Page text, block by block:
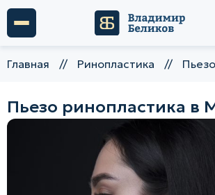
Главная // Ринопластика //
Пьезо ринопластика в